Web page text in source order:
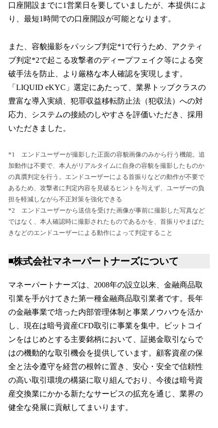
口座開設までに1営業日を要していましたが、本提供によ
り、最短1時間での口座開設が可能となります。
また、容貌撮影をパッシブ判定*1で行うため、アクティ
ブ判定*2で起こる攻撃者のディープフェイク等による突
破手法を防止、より厳格な本人確認を実現します。
「LIQUID eKYC」選定にあたって、業界トップクラスの
豊富な導入実績、犯罪収益移転防止法（犯収法）への対
応力、システムの接続のしやすさを評価いただき、採用
いただきました。
*1 エンドユーザーが撮影した正面の容貌画像のみから行う機能。追
加動作は不要で、本人がリアルタイムに自身の容貌を撮影したものか
の真贋判定を行う。エンドユーザーによる首振りなどの動作が不要で
あるため、攻撃者に判定内容を見破るヒントを与えず、ユーザーの負
担を軽減しながら不正対策を強化できる
*2 エンドユーザーから送信を受けた画像が事前に撮影した写真など
ではなく、本人確認時に撮影されたものであるかを、首振りやまばた
きなどのエンドユーザーによる動作によって判定すること
◾️株式会社マネーパートナーズについて
マネーパートナーズは、2008年の設立以来、金融商品取
引業を手がけてきた第一種金融商品取引業者です。長年
の金融事業で培った内部管理体制と事業ノウハウを活か
し、現在は暗号資産CFD取引に事業を集中。ビットコイ
ンをはじめとする主要銘柄において、証拠金取引ならで
はの機動的な取引機会を提供しています。顧客資産の保
全と法令遵守を経営の根幹に置き、安心・安全で信頼性
の高い取引環境の構築に取り組んでおり、今後は暗号資
産交換業にかかる新たなサービスの拡充を通じ、業界の
健全な発展に貢献してまいります。